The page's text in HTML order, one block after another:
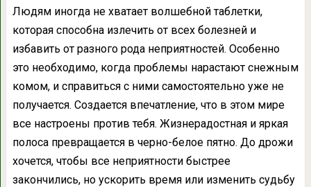
Людям иногда не хватает волшебной таблетки,
которая способна излечить от всех болезней и
избавить от разного рода неприятностей. Особенно
это необходимо, когда проблемы нарастают снежным
комом, и справиться с ними самостоятельно уже не
получается. Создается впечатление, что в этом мире
все настроены против тебя. Жизнерадостная и яркая
полоса превращается в черно-белое пятно. До дрожи
хочется, чтобы все неприятности быстрее
закончились, но ускорить время или изменить судьбу